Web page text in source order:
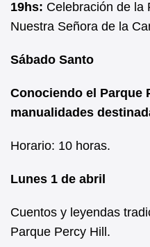
19hs: Celebración de la
Nuestra Señora de la
Sábado Santo
Conociendo el Parque
manualidades
Horario: 10 horas.
Lunes 1 de abril
Cuentos y leyendas
Parque Percy Hill.